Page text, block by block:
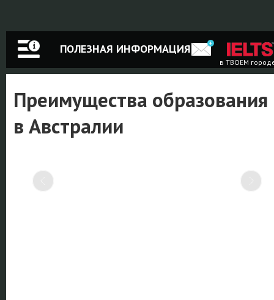
ПОЛЕЗНАЯ ИНФОРМАЦИЯ
в ТВОЕМ
Преимущества образования
в Австралии